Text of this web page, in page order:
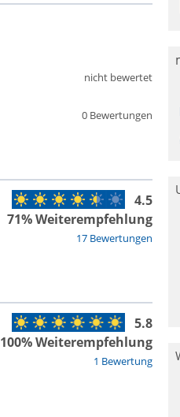
0 Bewertungen
nicht bewertet
17 Bewertungen
4.5
71% Weiterempfehlung
1 Bewertung
5.8
100% Weiterempfehlung